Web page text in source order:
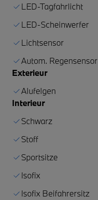
LED-Tagfahrlicht
LED-Scheinwerfer
Lichtsensor
Autom. Regensensor
Exterieur
Alufelgen
Interieur
Schwarz
Stoff
Sportsitze
Isofix
Isofix Beifahrersitz